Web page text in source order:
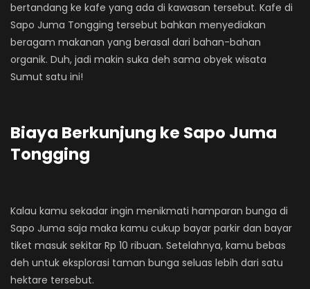
bertandang ke kafe yang ada di kawasan tersebut. Kafe di
Sapo Juma Tongging tersebut bahkan menyediakan
beragam makanan yang berasal dari bahan-bahan
organik. Duh, jadi makin suka deh sama obyek wisata
Sumut satu ini!
Biaya Berkunjung ke Sapo Juma
Tongging
Kalau kamu sekadar ingin menikmati hamparan bunga di
Sapo Juma saja maka kamu cukup bayar parkir dan bayar
tiket masuk sekitar Rp 10 ribuan. Setelahnya, kamu bebas
deh untuk eksplorasi taman bunga seluas lebih dari satu
hektare tersebut.